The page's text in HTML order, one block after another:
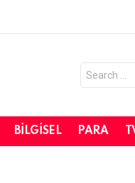
for:
BILGISEL PARA